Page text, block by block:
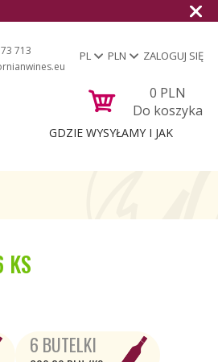
Darmowa dostawa
713
PL PLN ZALOGUJ SIĘ
0 PLN
Do koszyka
GDZIE WYSYŁAMY I JAK
KS
6 BUTELKI